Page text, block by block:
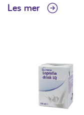
Les mer